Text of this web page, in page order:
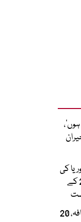
کی
آخری میچ میں پاکستان کو 2 کے
آٹے کی قیمتوں میں پھر اضافہ، 20